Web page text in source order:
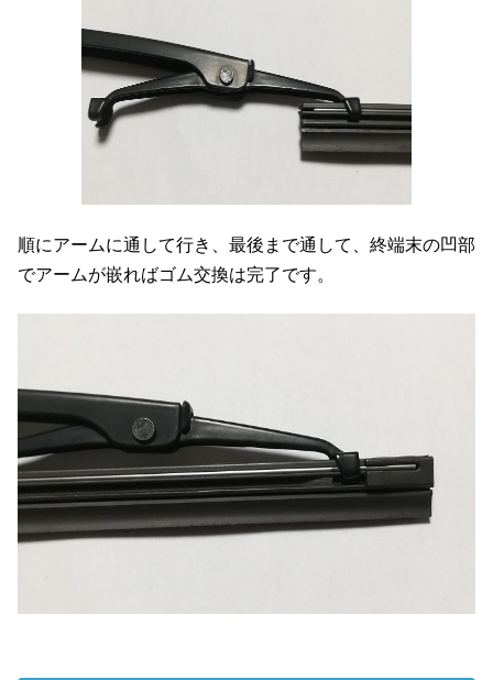
順にアームに通して行き、最後まで通して、終端末の凹部
でアームが嵌ればゴム交換は完了です。